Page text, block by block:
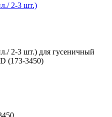
2-3 шт.)
2-3 шт.) для гусеничный
(173-3450)